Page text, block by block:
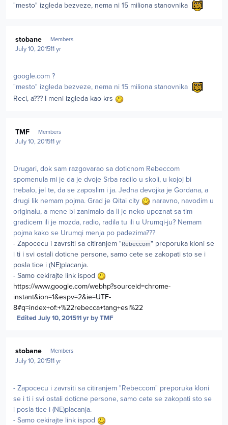
"mesto" izgleda bezveze, nema ni 15 miliona stanovnika
stobane Members
July 10, 201511 yr
google.com ?
"mesto" izgleda bezveze, nema ni 15 miliona stanovnika
Reci, a??? I meni izgleda kao krs
TMF Members
July 10, 201511 yr
Drugari, dok sam razgovarao sa doticnom Rebeccom
spomenula mi je da je dvoje Srba radilo u skoli, u kojoj bi
trebalo, jel te, da se zaposlim i ja. Jedna devojka je Gordana, a
drugi lik nemam pojma. Grad je Qitai city
naravno, navodim u
originalu, a mene bi zanimalo da li je neko upoznat sa tim
gradicem ili je mozda, radio, radila tu ili u Urumqi-ju? Nemam
pojma kako se Urumqi menja po padezima???
- Zapocecu i zavrsiti sa citiranjem "Rebeccom" preporuka kloni se
i ti i svi ostali doticne persone, samo cete se zakopati sto se i
posla tice i (NE)placanja.
- Samo cekirajte link ispod
https://www.google.com/webhp?sourceid=chrome-
instant&ion=1&espv=2&ie=UTF-
8#q=index+of:+%22rebecca+tang+esl%22
Edited July 10, 201511 yrby TMF
stobane Members
July 10, 201511 yr
- Zapocecu i zavrsiti sa citiranjem "Rebeccom" preporuka kloni
se i ti i svi ostali doticne persone, samo cete se zakopati sto se
i posla tice i (NE)placanja.
- Samo cekirajte link ispod